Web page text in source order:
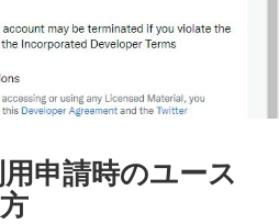
申請時のユース